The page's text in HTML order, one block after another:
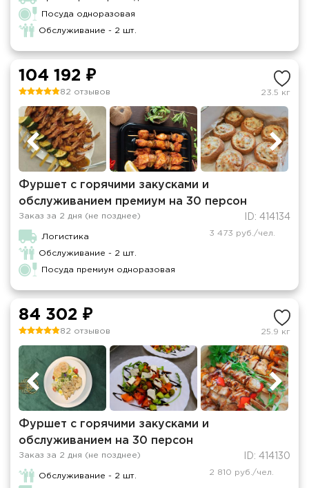
Посуда одноразовая
Обслуживание - 2 шт.
104 192 ₽
82 отзывов 23.5 кг
Фуршет с горячими закусками и
обслуживанием премиум на 30 персон
Заказ за 2 дня (не позднее) ID: 414134
Логистика
Обслуживание - 2 шт.
Посуда премиум одноразовая
3 473 руб./чел.
84 302 ₽
82 отзывов 25.9 кг
Фуршет с горячими закусками и
обслуживанием на 30 персон
Заказ за 2 дня (не позднее) ID: 414130
Обслуживание - 2 шт. 2 810 руб./чел.